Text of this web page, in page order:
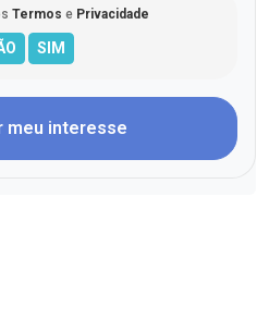
Termos e Privacidade
meu interesse